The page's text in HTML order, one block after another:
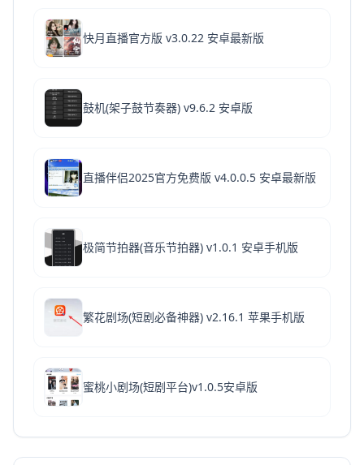
快月直播官方版 v3.0.22 安卓最新版
鼓机(架子鼓节奏器) v9.6.2 安卓版
直播伴侣2025官方免费版 v4.0.0.5 安卓最新版
极简节拍器(音乐节拍器) v1.0.1 安卓手机版
繁花剧场(短剧必备神器) v2.16.1 苹果手机版
蜜桃小剧场(短剧平台)v1.0.5安卓版